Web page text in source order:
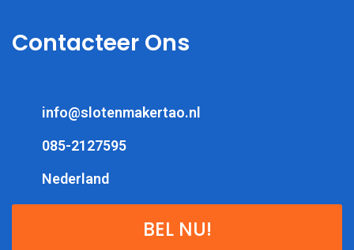
Contacteer Ons
info@slotenmakertao.nl
085-2127595
Nederland
BEL NU!